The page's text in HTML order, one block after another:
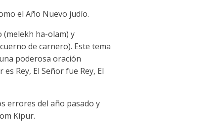
el Año Nuevo judío.
(melekh ha-olam) y
de carnero). Este tema
poderosa oración
Rey, El Señor fue Rey, El
errores del año pasado y
Kipur.